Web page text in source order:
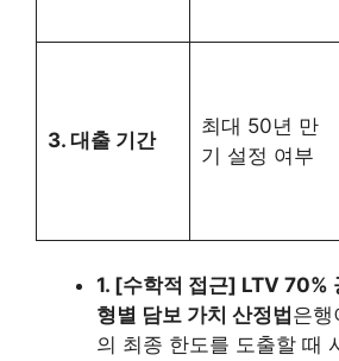
3. 대출 기간
최대 50년 만
기 설정 여부
1. [수학적 접근] LTV 70%
형별 담보 가치 산정법 은행
의 최종 한도를 도출할 때